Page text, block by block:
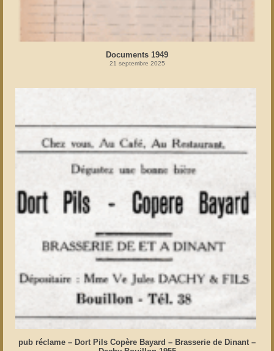
Documents 1949
21 septembre 2025
pub réclame – Dort Pils Copère Bayard – Brasserie de Dinant –